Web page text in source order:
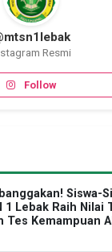
Resmi
Follow
Siswa-
1 Lebak Raih Nilai
Tes Kemampuan